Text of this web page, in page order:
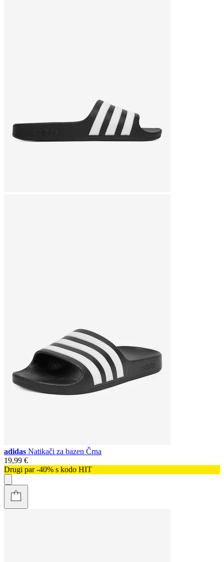
adidas Natikači za bazen Črna
19,99 €
Drugi par -40% s kodo HIT